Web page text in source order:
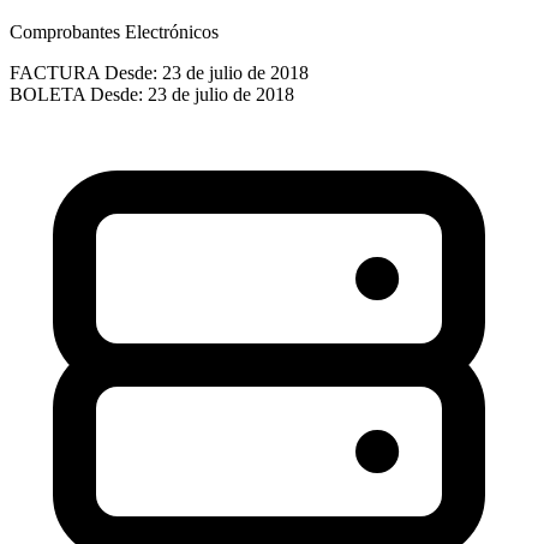
Comprobantes Electrónicos
FACTURA Desde: 23 de julio de 2018
BOLETA Desde: 23 de julio de 2018